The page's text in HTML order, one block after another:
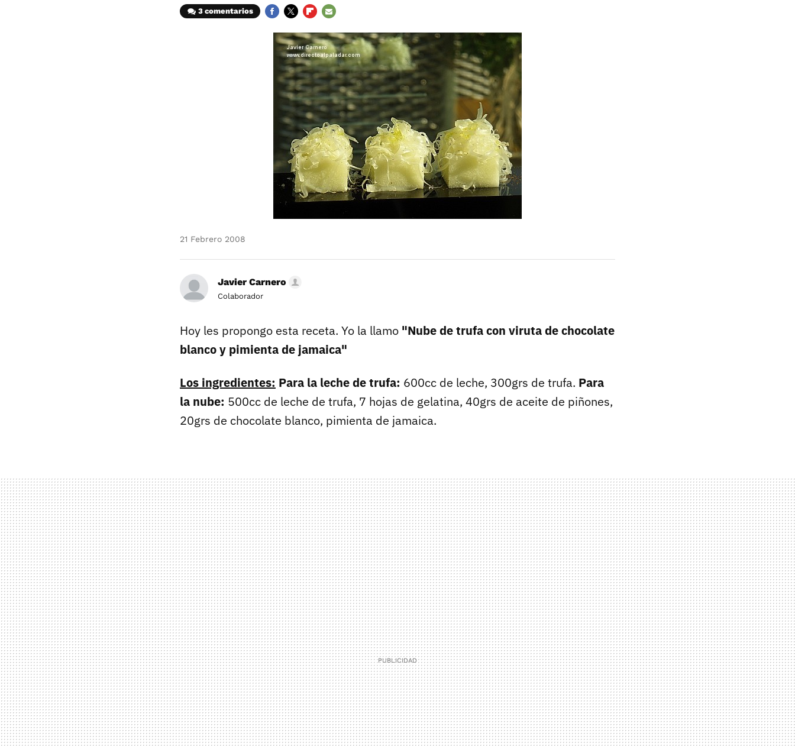
3 comentarios
MAIL
21 Febrero 2008
Javier Carnero
Colaborador
Hoy les propongo esta receta. Yo la llamo "Nube de trufa con viruta de chocolate
blanco y pimienta de jamaica"
Los ingredientes: Para la leche de trufa: 600cc de leche, 300grs de trufa. Para
la nube: 500cc de leche de trufa, 7 hojas de gelatina, 40grs de aceite de piñones,
20grs de chocolate blanco, pimienta de jamaica.